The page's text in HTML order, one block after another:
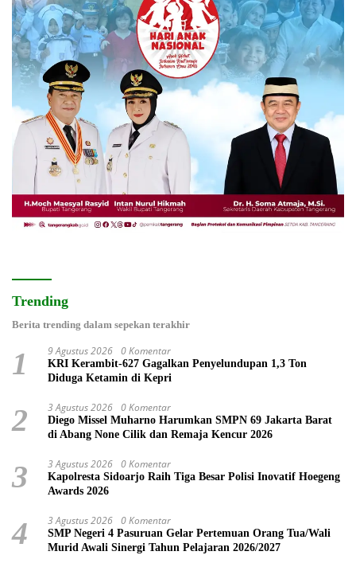
Trending
Berita trending dalam sepekan terakhir
1 9 Agustus 2026 0 Komentar
KRI Kerambit-627 Gagalkan Penyelundupan 1,3 Ton
Diduga Ketamin di Kepri
2 3 Agustus 2026 0 Komentar
Diego Missel Muharno Harumkan SMPN 69 Jakarta Barat
di Abang None Cilik dan Remaja Kencur 2026
3 3 Agustus 2026 0 Komentar
Kapolresta Sidoarjo Raih Tiga Besar Polisi Inovatif Hoegeng
Awards 2026
4 3 Agustus 2026 0 Komentar
SMP Negeri 4 Pasuruan Gelar Pertemuan Orang Tua/Wali
Murid Awali Sinergi Tahun Pelajaran 2026/2027